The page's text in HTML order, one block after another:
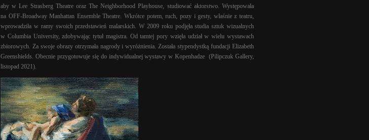
aby w Lee Strasberg Theatre oraz The Neighborhood Playhouse, studiować aktorstwo. Występowała
na OFF-Broadway Manhattan Ensemble Theatre. Wkrótce potem, ruch, pozy i gesty, właśnie z teatru,
wprowadziła w ramy swoich przedstawień malarskich. W 2009 roku podjęła studia sztuk wizualnych
w Columbia University, zdobywając tytuł magistra. Od tamtej pory wzięła udział w wielu wystawach
zbiorowych. Za swoje obrazy otrzymała nagrody i wyróżnienia. Została stypendystką fundacji Elizabeth
Greenshields. Obecnie przygotowuje się do indywidualnej wystawy w Kopenhadze (Pilipczuk Gallery,
listopad 2021).